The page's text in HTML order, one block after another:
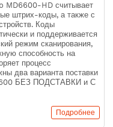
MD6600-HD считывает
штрих-коды, а также с
Коды
и поддерживается
режим сканирования,
способность на
процесс
два варианта поставки
БЕЗ ПОДСТАВКИ и С
Подробнее